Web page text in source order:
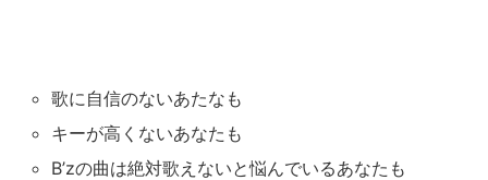
歌に自信のないあたなも
キーが高くないあなたも
B’zの曲は絶対歌えないと悩んでいるあなたも